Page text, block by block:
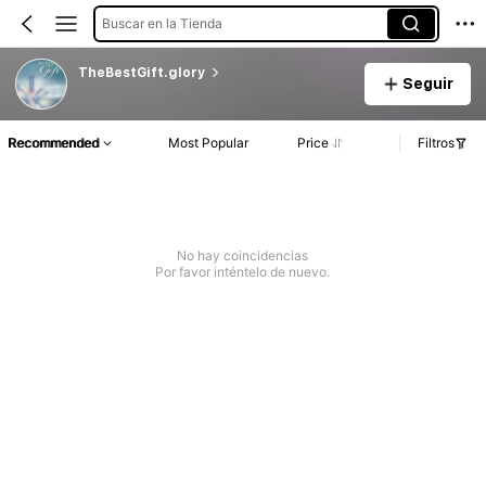
Buscar en la Tienda
TheBestGift.glory
Seguir
Recommended Most Popular Price Filtros
No hay coincidencias
Por favor inténtelo de nuevo.